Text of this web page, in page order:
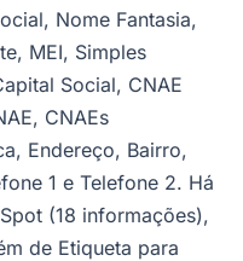
Nome Fantasia,
MEI, Simples
Social, CNAE
CNAEs
Endereço, Bairro,
1 e Telefone 2. Há
(18 informações),
de Etiqueta para